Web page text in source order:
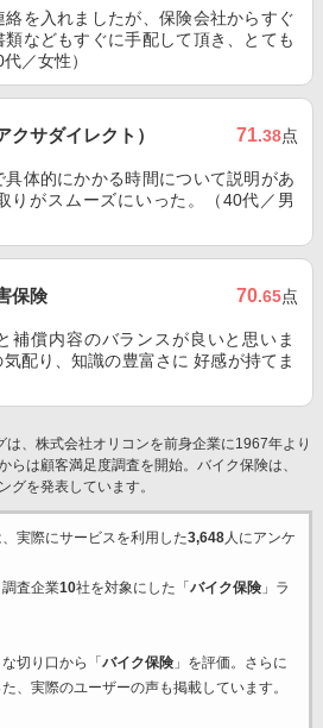
を入れましたが、保険会社からすぐ
などもすぐに手配して頂き、とても
／女性）
クサダイレクト） 71.38点
具体的にかかる時間について説明があ
りがスムーズにいった。（40代／男
保険 70.65点
補償内容のバランスが良いと思いま
配り、知識の豊富さに 好感が持てま
は、株式会社オリコンを前身企業に1967年より
らは顧客満足度調査を開始。バイク保険は、
グを発表しています。
実際にサービスを利用した3,648人にアンケ
査企業10社を対象にした「 バイク保険」ラ
切り口から「 バイク保険」を評価。さらに
、実際のユーザーの声も掲載しています。